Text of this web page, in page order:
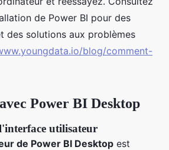
de Power BI pour des
des solutions aux problèmes
blog/comment-
Power BI Desktop
utilisateur
de Power BI Desktop est